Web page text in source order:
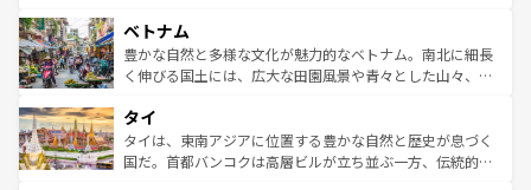
参照してほしい。
容にもいいと評判のスイーツなど、バラエティ豊かな料理
が味わえる。 なお、新着の台湾情報は コンテンツ一覧を参
照してほしい。
き、地方に足を延ばせば四季折々の自然美を楽しむことが
できる。そして、キムチや焼肉、絶品のストリートフード
まで、さまざまな韓国料理が待っている。夜には、韓国な
リティに包まれながら、韓国の多彩な魅力を心ゆくまで味
わってみてほしい。 なお、新着の韓国情報はコンテンツ一
覧を参照してほしい。
ベトナム
豊かな自然と多様な文化が魅力的なベトナム。南北に細長
く伸びる国土には、広大な田園風景や青々とした山々、世
急速な発展と共に伝統が息づく。ハノイの古い町並みやホ
ーチミン市のフランス統治時代の建物も、独特の雰囲気を
醸し出している。また、バラエティの豊かさとおいしさで
タイ
タイは、東南アジアに位置する豊かな自然と歴史が息づく
国だ。首都バンコクは高層ビルが立ち並ぶ一方、伝統的な